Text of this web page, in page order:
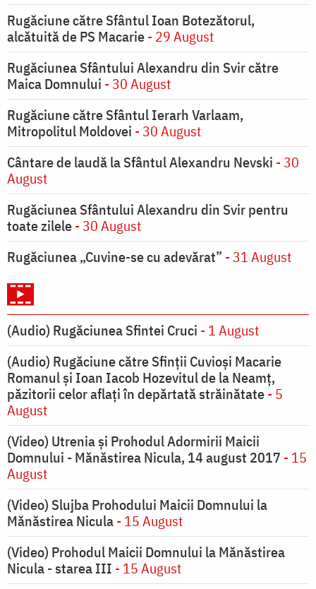
Rugăciune către Sfântul Ioan Botezătorul,
alcătuită de PS Macarie- 29 August
Rugăciunea Sfântului Alexandru din Svir către
Maica Domnului - 30 August
Rugăciune către Sfântul Ierarh Varlaam,
Mitropolitul Moldovei - 30 August
Cântare de laudă la Sfântul Alexandru Nevski - 30
August
Rugăciunea Sfântului Alexandru din Svir pentru
toate zilele- 30 August
Rugăciunea „Cuvine-se cu adevărat” - 31 August
(Audio) Rugăciunea Sfintei Cruci - 1 August
(Audio) Rugăciune către Sfinții Cuvioși Macarie
Romanul și Ioan Iacob Hozevitul de la Neamț,
păzitorii celor aflați în depărtată străinătate- 5
August
(Video) Utrenia și Prohodul Adormirii Maicii
Domnului - Mănăstirea Nicula, 14 august 2017 - 15
August
(Video) Slujba Prohodului Maicii Domnului la
Mănăstirea Nicula- 15 August
(Video) Prohodul Maicii Domnului la Mănăstirea
Nicula - starea III - 15 August